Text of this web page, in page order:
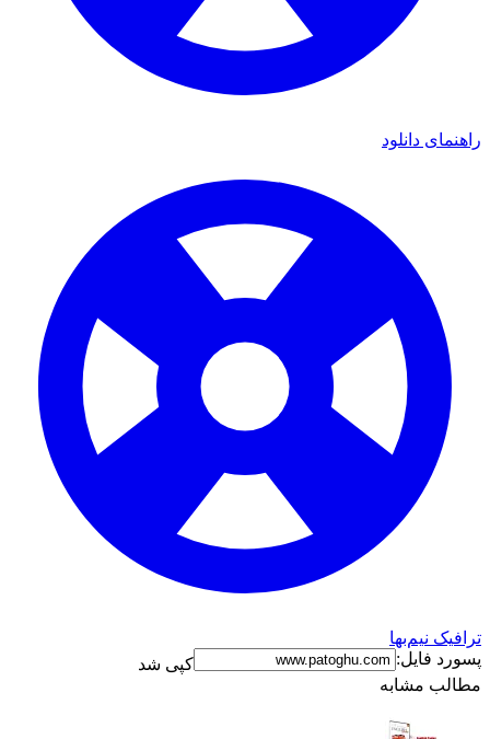
راهنمای دانلود
ترافیک نیم‌بها
پسورد فایل:
کپی شد
مطالب مشابه